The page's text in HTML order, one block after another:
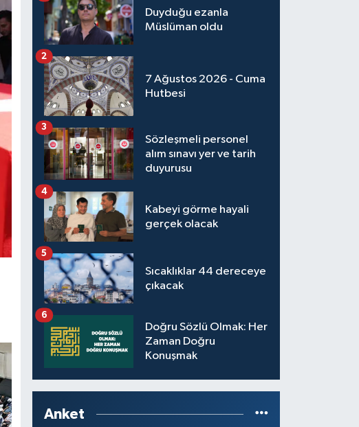
Duyduğu ezanla
Müslüman oldu
7 Ağustos 2026 - Cuma
Hutbesi
2
Sözleşmeli personel
alım sınavı yer ve tarih
duyurusu
3
Kabeyi görme hayali
gerçek olacak
4
Sıcaklıklar 44 dereceye
çıkacak
5
Doğru Sözlü Olmak: Her
Zaman Doğru
Konuşmak
6
Anket